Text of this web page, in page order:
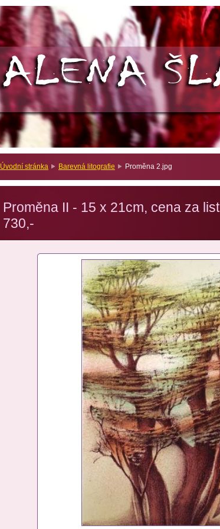
Úvodní stránka Barevná litografie Proměna 2.jpg
Proměna II - 15 x 21cm, cena za list
730,-